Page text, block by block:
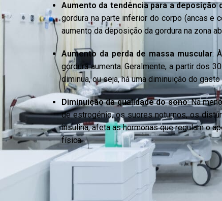
Aumento da tendência para a deposição
gordura na parte inferior do corpo (ancas e
aumento da deposição da gordura na zona
Aumento da perda de massa muscular:
gordura aumenta. Geralmente, a partir dos
diminua, ou seja, há uma diminuição do
Diminuição da qualidade do sono: Na
de estrogénio, os suores noturnos, os
insulina, afeta as hormonas que regulam o
física.